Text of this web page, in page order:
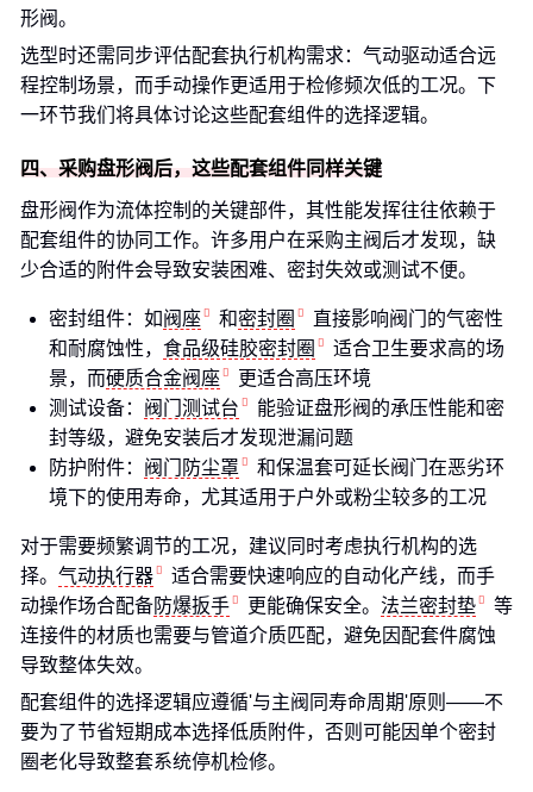
形阀。
选型时还需同步评估配套执行机构需求：气动驱动适合远
程控制场景，而手动操作更适用于检修频次低的工况。下
一环节我们将具体讨论这些配套组件的选择逻辑。
四、采购盘形阀后，这些配套组件同样关键
盘形阀作为流体控制的关键部件，其性能发挥往往依赖于
配套组件的协同工作。许多用户在采购主阀后才发现，缺
少合适的附件会导致安装困难、密封失效或测试不便。
密封组件：如阀座 和密封圈
直接影响阀门的气密性
和耐腐蚀性， 食品级硅胶密封圈
适合卫生要求高的场
景，而硬质合金阀座
更适合高压环境
测试设备： 阀门测试台
能验证盘形阀的承压性能和密
封等级，避免安装后才发现泄漏问题
防护附件： 阀门防尘罩
和保温套可延长阀门在恶劣环
境下的使用寿命，尤其适用于户外或粉尘较多的工况
对于需要频繁调节的工况，建议同时考虑执行机构的选
择。 气动执行器
适合需要快速响应的自动化产线，而手
动操作场合配备防爆扳手 更能确保安全。 法兰密封垫
等
连接件的材质也需要与管道介质匹配，避免因配套件腐蚀
导致整体失效。
配套组件的选择逻辑应遵循'与主阀同寿命周期'原则——不
要为了节省短期成本选择低质附件，否则可能因单个密封
圈老化导致整套系统停机检修。